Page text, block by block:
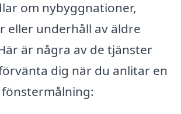
om nybyggnationer,
eller underhåll av äldre
är några av de tjänster
dig när du anlitar en